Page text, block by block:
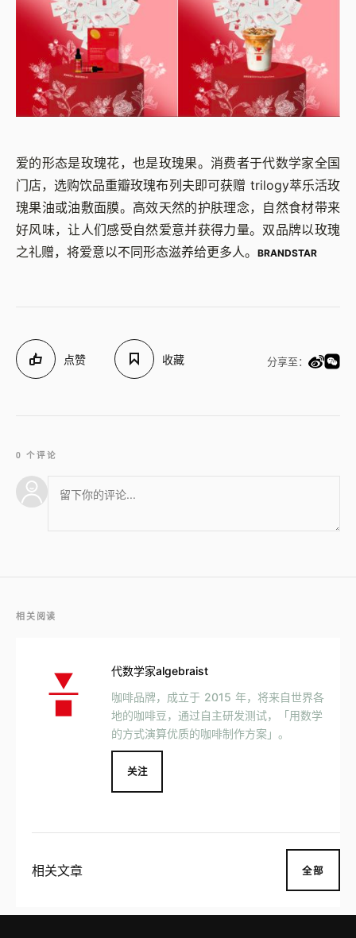
爱的形态是玫瑰花，也是玫瑰果。消费者于代数学家全国
门店，选购饮品重瓣玫瑰布列夫即可获赠 trilogy萃乐活玫
瑰果油或油敷面膜。高效天然的护肤理念，自然食材带来
好风味，让人们感受自然爱意并获得力量。双品牌以玫瑰
之礼赠，将爱意以不同形态滋养给更多人。
BRANDSTAR
点赞 收藏 分享至：
0 个评论
相关阅读
代数学家algebraist
咖啡品牌，成立于 2015 年，将来自世界各
地的咖啡豆，通过自主研发测试，「用数学
的方式演算优质的咖啡制作方案」。
关注
相关文章 全部